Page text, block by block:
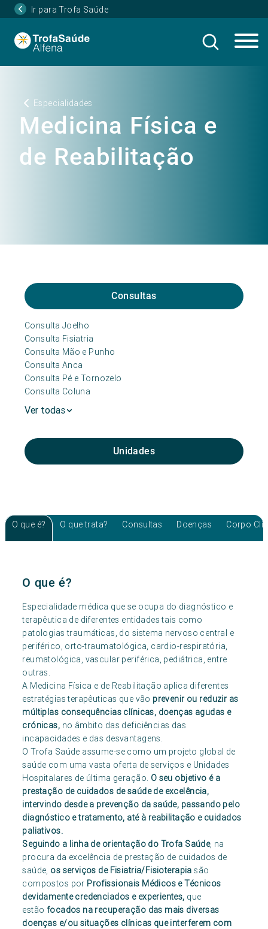
Ir para Trofa Saúde
Especialidades
Medicina Física e
de Reabilitação
Consultas
Consulta Joelho
Consulta Fisiatria
Consulta Mão e Punho
Consulta Anca
Consulta Pé e Tornozelo
Consulta Coluna
Ver todas
Unidades
O que é? O que trata? Consultas Doenças Corpo
O que é?
Especialidade médica que se ocupa do diagnóstico e
terapêutica de diferentes entidades tais como
patologias traumáticas, do sistema nervoso central e
periférico, orto-traumatológica, cardio-respiratória,
reumatológica, vascular periférica, pediátrica, entre
outras.
A Medicina Física e de Reabilitação aplica diferentes
estratégias terapêuticas que vão prevenir ou reduzir as
múltiplas consequências clínicas, doenças agudas e
crónicas, no âmbito das deficiências das
incapacidades e das desvantagens.
O Trofa Saúde assume-se como um projeto global de
saúde com uma vasta oferta de serviços e Unidades
Hospitalares de última geração. O seu objetivo é a
prestação de cuidados de saúde de excelência,
intervindo desde a prevenção da saúde, passando pelo
diagnóstico e tratamento, até à reabilitação e cuidados
paliativos.
Seguindo a linha de orientação do Trofa Saúde, na
procura da excelência de prestação de cuidados de
saúde, os serviços de Fisiatria/Fisioterapiasão
compostos por Profissionais Médicos e Técnicos
devidamente credenciados e experientes, que
estão focados na recuperação das mais diversas
doenças e/ou situações clínicas que interferem com